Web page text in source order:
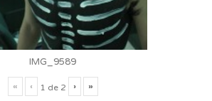
IMG_9589
« ‹ 1 de 2 › »